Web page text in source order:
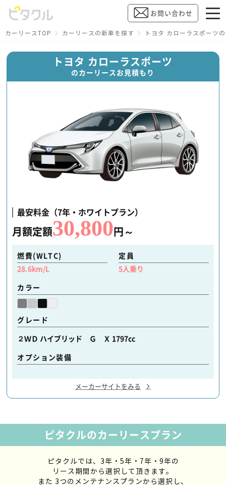
お問い合わせ
カーリースTOP カーリースの新車を探す トヨタ カローラスポーツ
トヨタ カローラスポーツ
のカーリースお見積もり
最安料金（7年・ホワイトプラン）
月額定額30,800 円～
燃費(WLTC)
28.6 km/L
定員
5人乗り
カラー
グレード
２ＷＤ ハイブリッド Ｇ Ｘ 1797cc
オプション装備
メーカーサイトをみる
ピタクルのカーリースプラン
ピタクルでは、3年・5年・7年・9年の
リース期間から選択して頂きます。
また 3つのメンテナンスプランから選択し、